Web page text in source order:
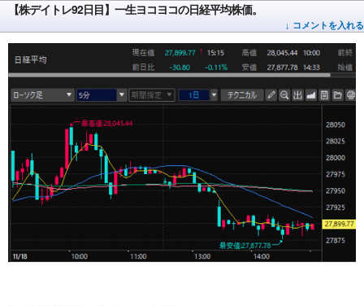
【株デイトレ92日目】一生ヨコヨコの日経平均株価。
↓ コメントを入れる